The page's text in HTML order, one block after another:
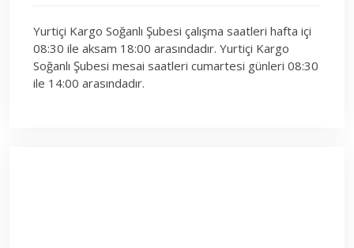
Yurtiçi Kargo Soğanlı Şubesi çalışma saatleri hafta içi
08:30 ile aksam 18:00 arasındadır. Yurtiçi Kargo
Soğanlı Şubesi mesai saatleri cumartesi günleri 08:30
ile 14:00 arasındadır.